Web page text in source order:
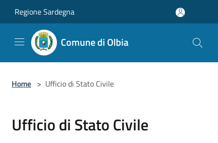
Regione Sardegna
Comune di Olbia
Home > Ufficio di Stato Civile
Ufficio di Stato Civile